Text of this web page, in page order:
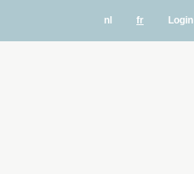
nl fr Login